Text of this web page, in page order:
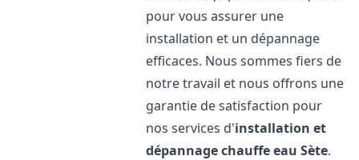
pour vous assurer une
installation et un dépannage
efficaces. Nous sommes fiers de
notre travail et nous offrons une
garantie de satisfaction pour
nos services d'installation et
dépannage chauffe eau Sète.